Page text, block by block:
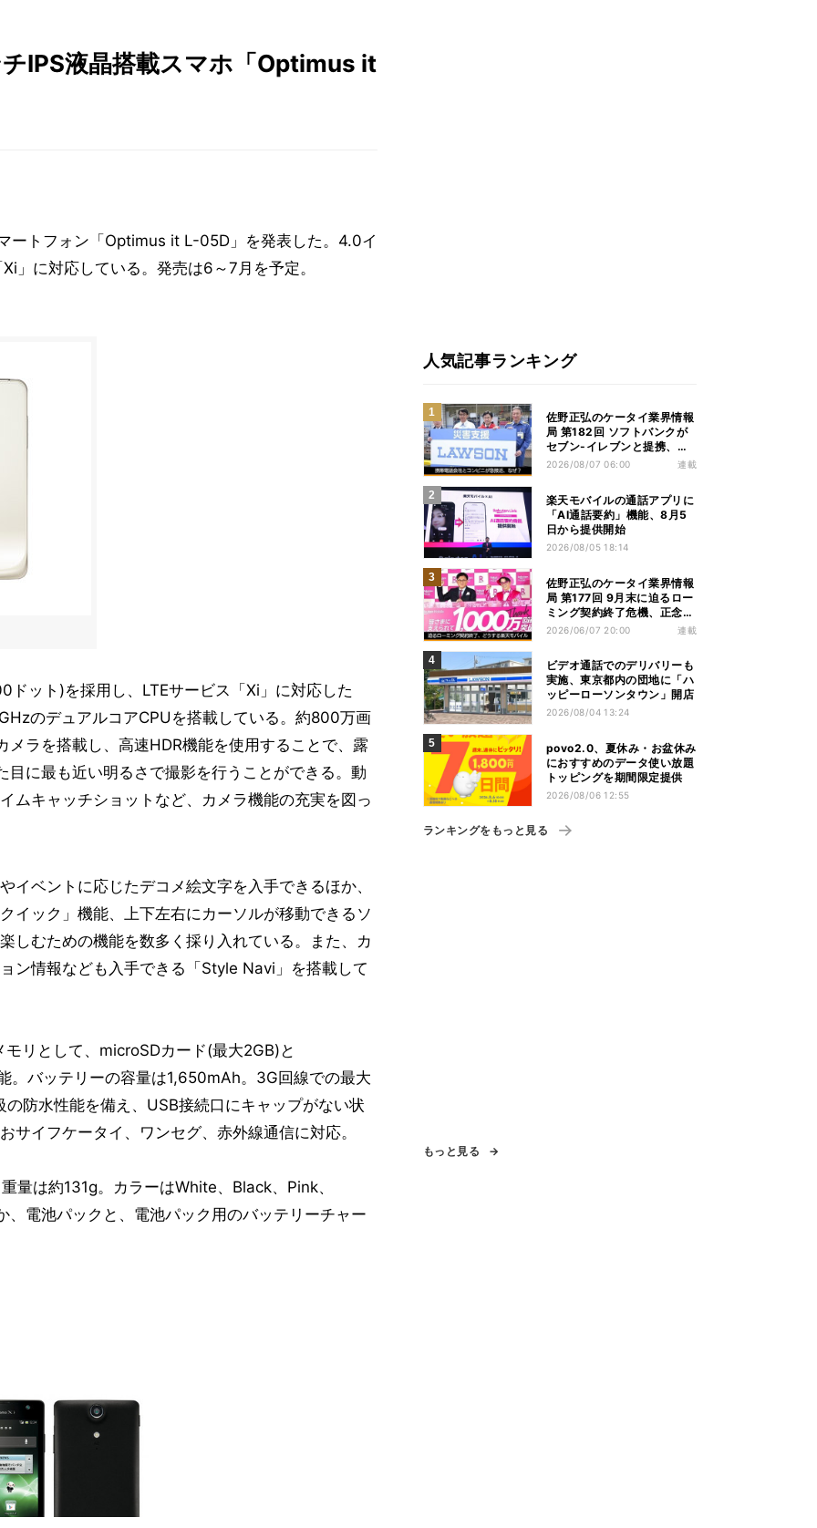
IPS液晶搭載スマホ「Optimus it
ートフォン「Optimus it L-05D」を発表した。4.0イ
」に対応している。発売は6～7月を予定。
ット)を採用し、LTEサービス「Xi」に対応した
のデュアルコアCPUを搭載している。約800万画
ラを搭載し、高速HDR機能を使用することで、露
に最も近い明るさで撮影を行うことができる。動
ムキャッチショットなど、カメラ機能の充実を図っ
イベントに応じたデコメ絵文字を入手できるほか、
イック」機能、上下左右にカーソルが移動できるソ
しむための機能を数多く採り入れている。また、カ
ン情報なども入手できる「Style Navi」を搭載して
リとして、microSDカード(最大2GB)と
。バッテリーの容量は1,650mAh。3G回線での最大
防水性能を備え、USB接続口にキャップがない状
サイフケータイ、ワンセグ、赤外線通信に対応。
は約131g。カラーはWhite、Black、Pink、
電池パックと、電池パック用のバッテリーチャー
人気記事ランキング
佐野正弘のケータイ業界情報
局 第182回 ソフトバンクが
セブン-イレブンと提携、携
帯電話会社とコンビニが急接
2026/08/07 06:00 連載
楽天モバイルの通話アプリに
「AI通話要約」機能、8月5
日から提供開始
2026/08/05 18:14
佐野正弘のケータイ業界情報
局 第177回 9月末に迫るロー
ミング契約終了危機、正念場
を迎える楽天モバイルはどう
2026/06/07 20:00 連載
ビデオ通話でのデリバリーも
実施、東京都内の団地に「ハ
ッピーローソンタウン」開店
2026/08/04 13:24
povo2.0、夏休み・お盆休み
におすすめのデータ使い放題
トッピングを期間限定提供
2026/08/06 12:55
ランキングをもっと見る
もっと見る